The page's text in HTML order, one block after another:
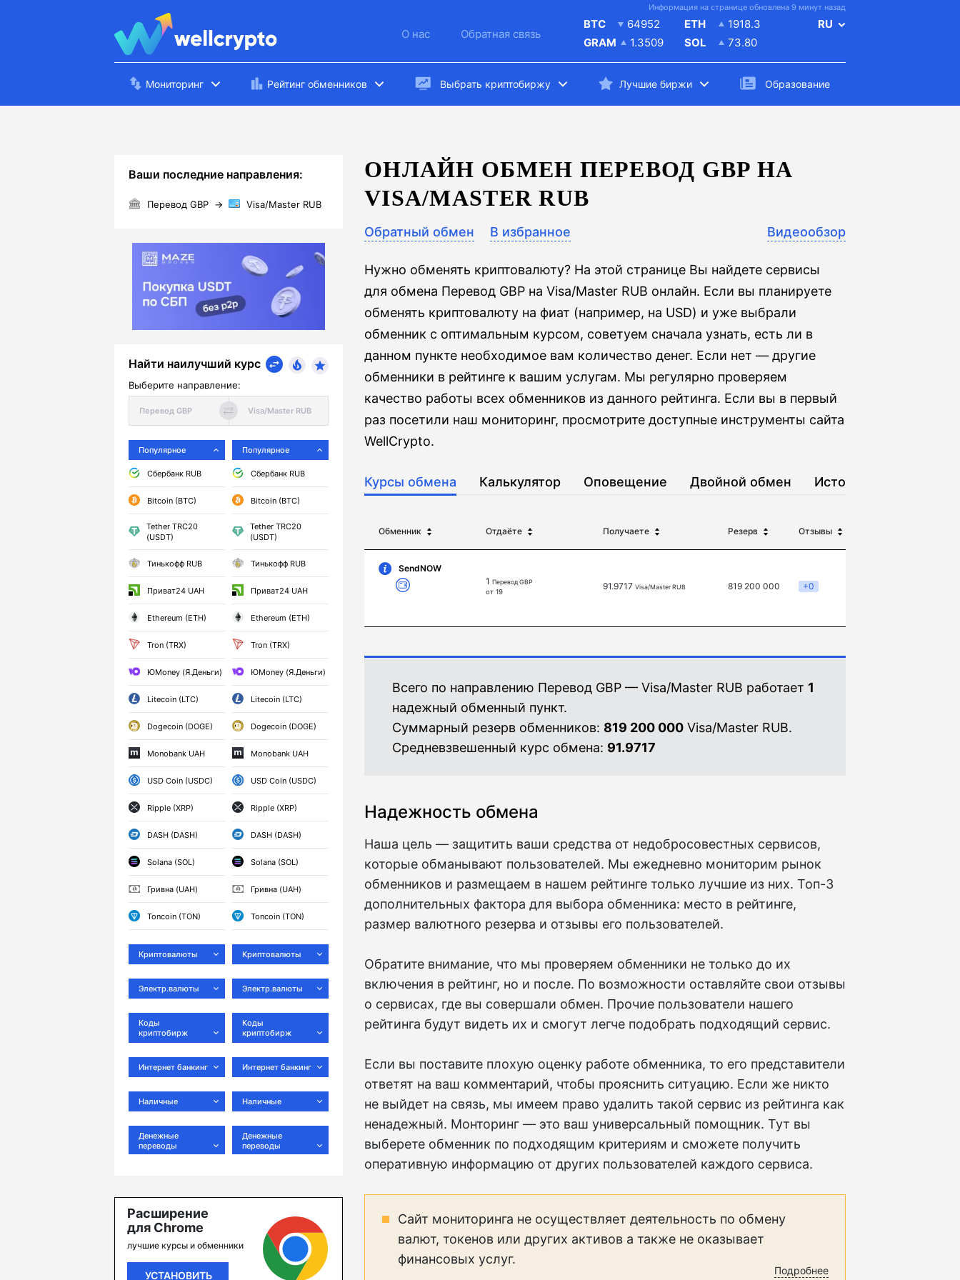
Информация на странице обновлена 9 минут назад
О нас Обратная связь
BTC
64952
GRAM
1.3509
ETH
1918.3
SOL
73.80
RU
Мониторинг Рейтинг обменников Выбрать криптобиржу Лучшие биржи Образование
Ваши последние направления:
Перевод GBP → Visa/Master RUB
Найти наилучший курс
Выберите направление:
Популярное
Сбербанк RUB
Bitcoin (BTC)
Tether TRC20
(USDT)
Тинькофф RUB
Приват24 UAH
Ethereum (ETH)
Tron (TRX)
ЮMoney (Я.Деньги)
Litecoin (LTC)
Dogecoin (DOGE)
Monobank UAH
USD Coin (USDC)
Ripple (XRP)
DASH (DASH)
Solana (SOL)
Гривна (UAH)
Toncoin (TON)
Криптовалюты
Электр.валюты
Коды
криптобирж
Интернет банкинг
Наличные
Денежные
переводы
Популярное
Сбербанк RUB
Bitcoin (BTC)
Tether TRC20
(USDT)
Тинькофф RUB
Приват24 UAH
Ethereum (ETH)
Tron (TRX)
ЮMoney (Я.Деньги)
Litecoin (LTC)
Dogecoin (DOGE)
Monobank UAH
USD Coin (USDC)
Ripple (XRP)
DASH (DASH)
Solana (SOL)
Гривна (UAH)
Toncoin (TON)
Криптовалюты
Электр.валюты
Коды
криптобирж
Интернет банкинг
Наличные
Денежные
переводы
Расширение
для Chrome
лучшие курсы и обменники
УСТАНОВИТЬ
ОНЛАЙН ОБМЕН ПЕРЕВОД GBP НА
VISA/MASTER RUB
Обратный обмен В избранное Видеообзор
Нужно обменять криптовалюту? На этой странице Вы найдете сервисы
для обмена Перевод GBP на Visa/Master RUB онлайн. Если вы планируете
обменять криптовалюту на фиат (например, на USD) и уже выбрали
обменник с оптимальным курсом, советуем сначала узнать, есть ли в
данном пункте необходимое вам количество денег. Если нет — другие
обменники в рейтинге к вашим услугам. Мы регулярно проверяем
качество работы всех обменников из данного рейтинга. Если вы в первый
раз посетили наш мониторинг, просмотрите доступные инструменты сайта
WellCrypto.
Курсы обмена Калькулятор Оповещение Двойной обмен История
Обменник Отдаёте Получаете Резерв Отзывы
SendNOW
1 Перевод GBP
от 19
91.9717 Visa/Master RUB 819 200 000 +0
Всего по направлению Перевод GBP — Visa/Master RUB работает 1
надежный обменный пункт.
Суммарный резерв обменников: 819 200 000 Visa/Master RUB.
Средневзвешенный курс обмена: 91.9717
Надежность обмена
Наша цель — защитить ваши средства от недобросовестных сервисов,
которые обманывают пользователей. Мы ежедневно мониторим рынок
обменников и размещаем в нашем рейтинге только лучшие из них. Топ-3
дополнительных фактора для выбора обменника: место в рейтинге,
размер валютного резерва и отзывы его пользователей.
Обратите внимание, что мы проверяем обменники не только до их
включения в рейтинг, но и после. По возможности оставляйте свои отзывы
о сервисах, где вы совершали обмен. Прочие пользователи нашего
рейтинга будут видеть их и смогут легче подобрать подходящий сервис.
Если вы поставите плохую оценку работе обменника, то его представители
ответят на ваш комментарий, чтобы прояснить ситуацию. Если же никто
не выйдет на связь, мы имеем право удалить такой сервис из рейтинга как
ненадежный. Монторинг — это ваш универсальный помощник. Тут вы
выберете обменник по подходящим критериям и сможете получить
оперативную информацию от других пользователей каждого сервиса.
Сайт мониторинга не осуществляет деятельность по обмену
валют, токенов или других активов а также не оказывает
финансовых услуг.
Подробнее